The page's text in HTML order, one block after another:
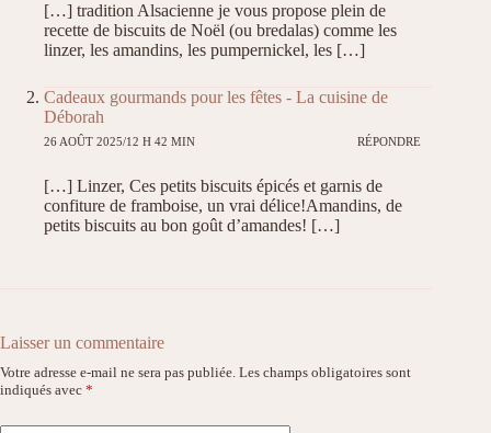
[…] tradition Alsacienne je vous propose plein de
recette de biscuits de Noël (ou bredalas) comme les
linzer, les amandins, les pumpernickel, les […]
Cadeaux gourmands pour les fêtes - La cuisine de
Déborah
26 AOÛT 2025/12 H 42 MIN RÉPONDRE
[…] Linzer, Ces petits biscuits épicés et garnis de
confiture de framboise, un vrai délice!Amandins, de
petits biscuits au bon goût d’amandes! […]
Laisser un commentaire
Votre adresse e-mail ne sera pas publiée. Les champs obligatoires sont
indiqués avec *